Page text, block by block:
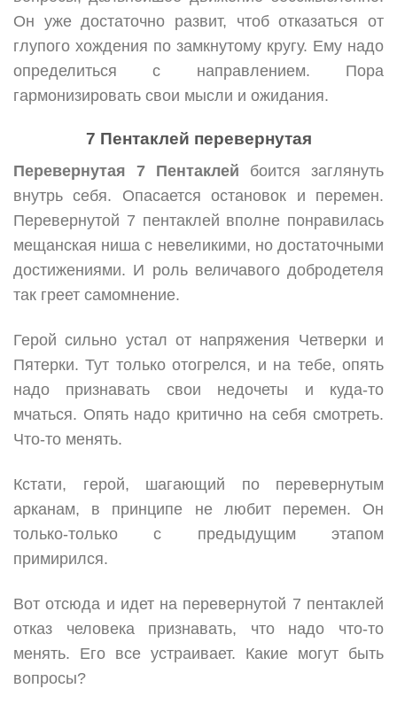
Он уже достаточно развит, чтоб отказаться от
глупого хождения по замкнутому кругу. Ему надо
определиться с направлением. Пора
гармонизировать свои мысли и ожидания.
7 Пентаклей перевернутая
Перевернутая 7 Пентаклей боится заглянуть
внутрь себя. Опасается остановок и перемен.
Перевернутой 7 пентаклей вполне понравилась
мещанская ниша с невеликими, но достаточными
достижениями. И роль величавого добродетеля
так греет самомнение.
Герой сильно устал от напряжения Четверки и
Пятерки. Тут только отогрелся, и на тебе, опять
надо признавать свои недочеты и куда-то
мчаться. Опять надо критично на себя смотреть.
Что-то менять.
Кстати, герой, шагающий по перевернутым
арканам, в принципе не любит перемен. Он
только-только с предыдущим этапом
примирился.
Вот отсюда и идет на перевернутой 7 пентаклей
отказ человека признавать, что надо что-то
менять. Его все устраивает. Какие могут быть
вопросы?